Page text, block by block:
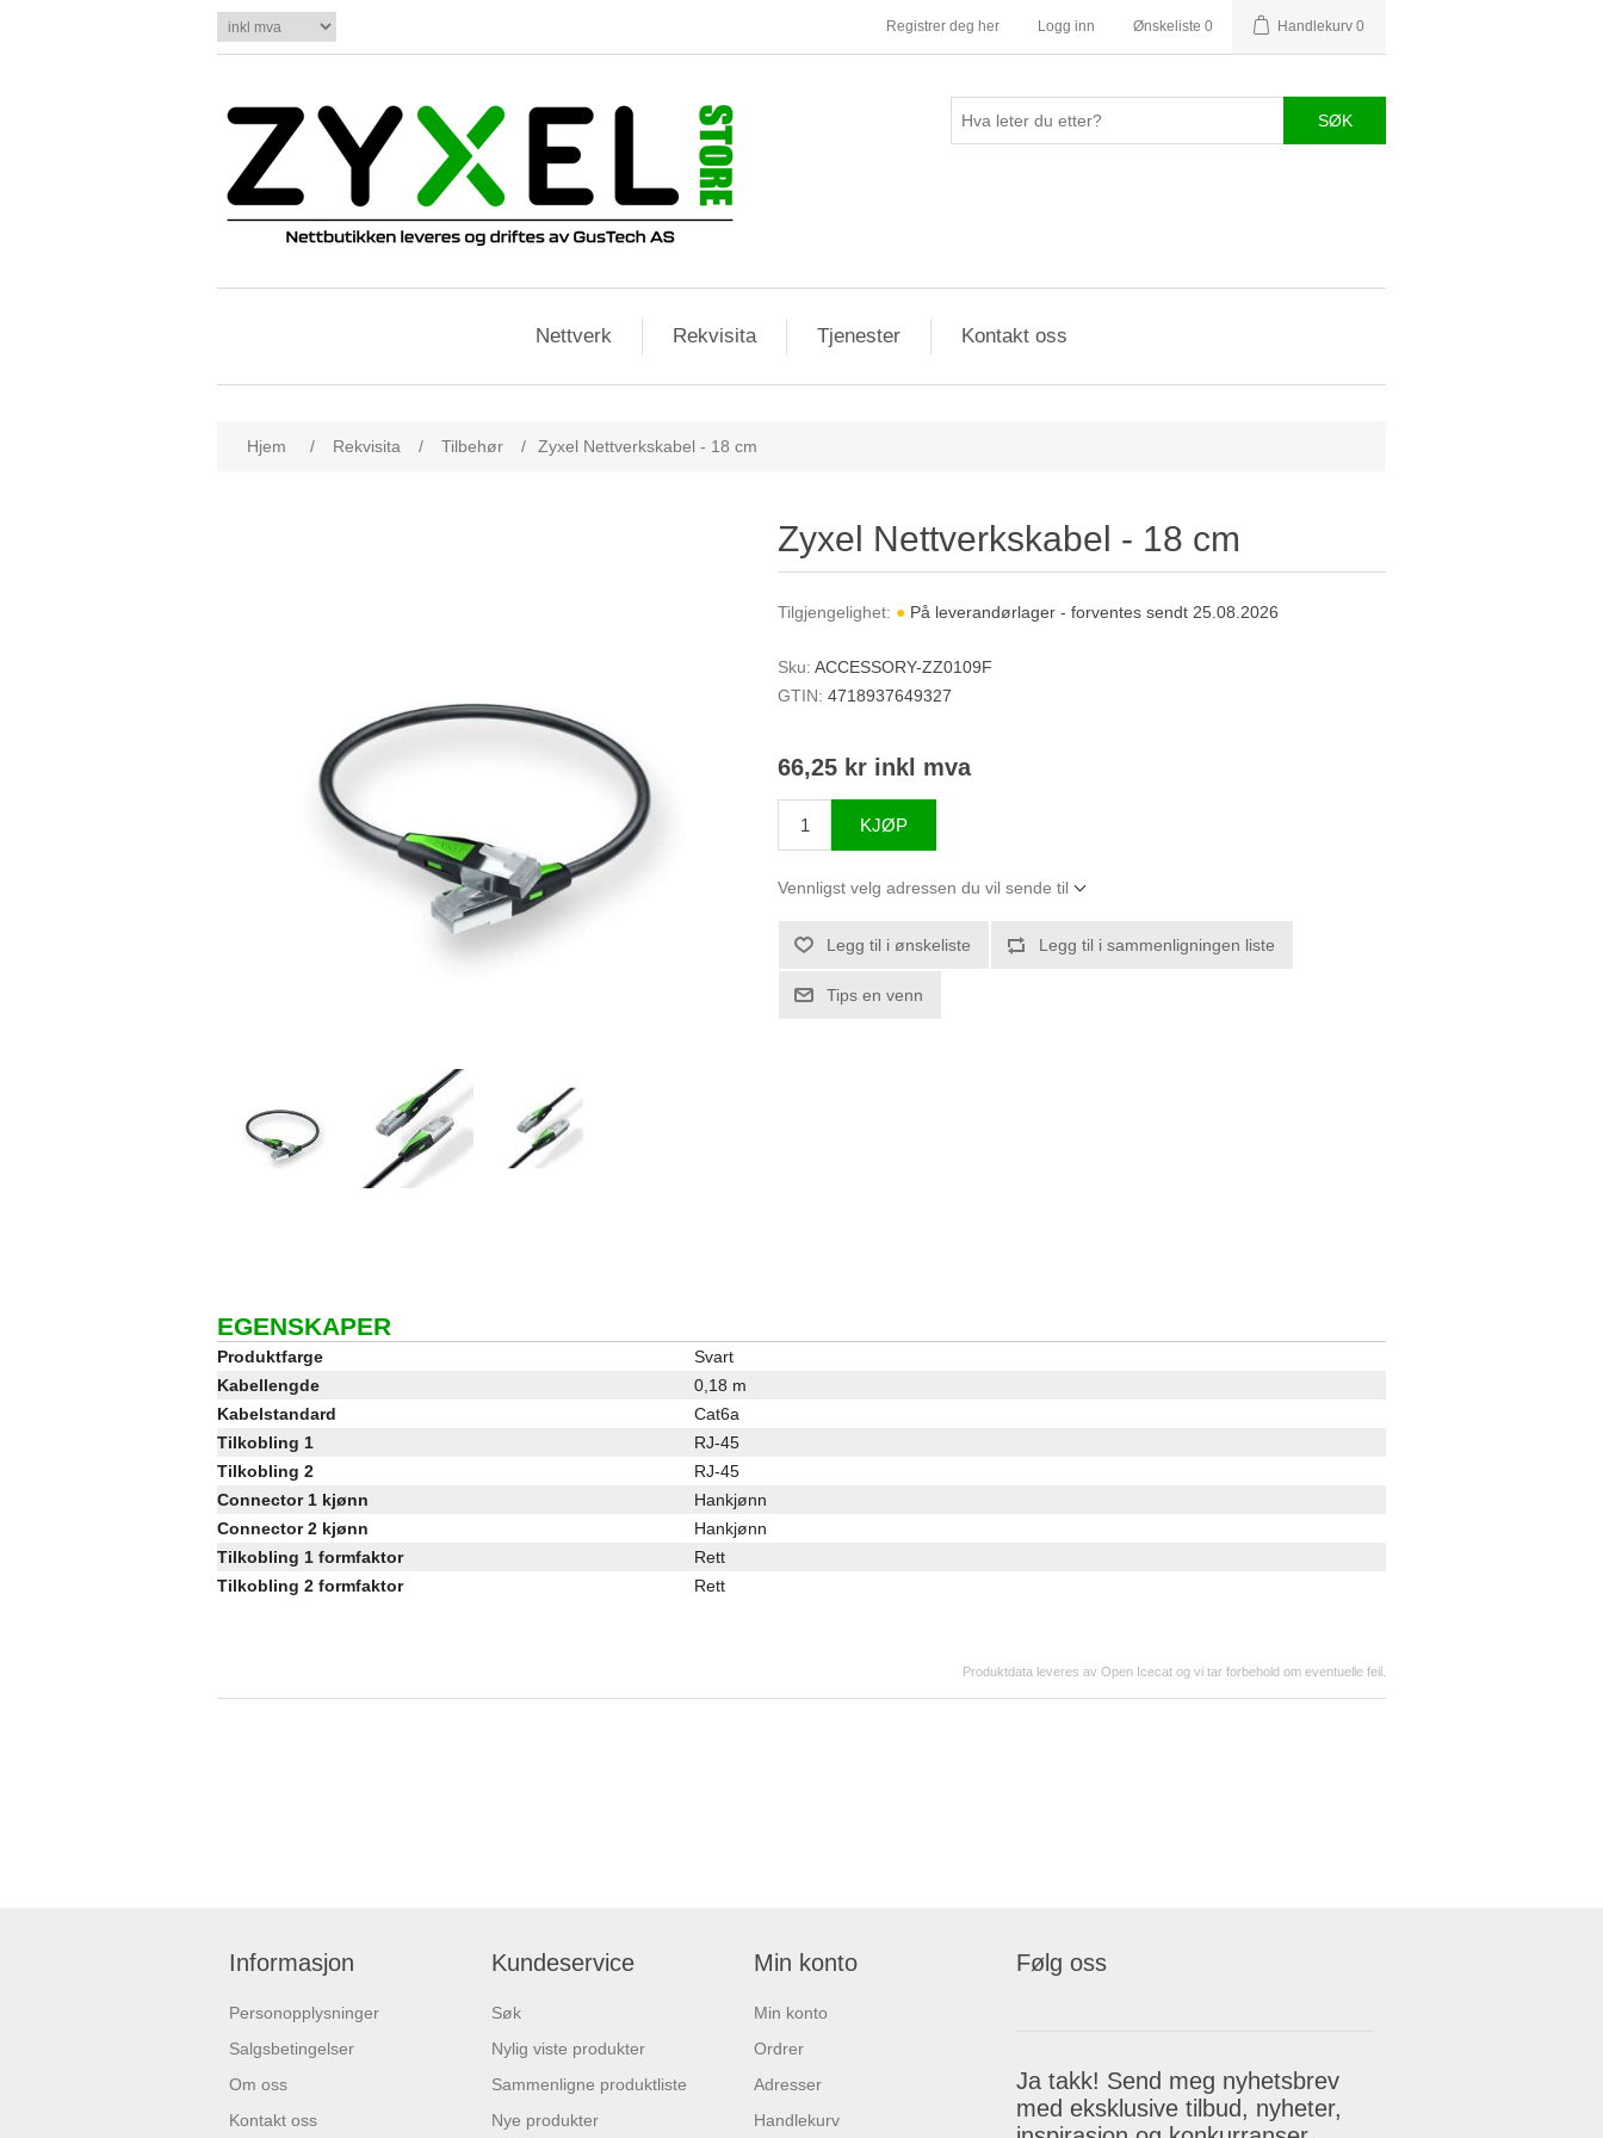
Registrer deg her Logg inn Ønskeliste 0 Handlekurv 0
SØK
Nettverk Rekvisita Tjenester Kontakt oss
Hjem / Rekvisita / Tilbehør / Zyxel Nettverkskabel - 18 cm
Zyxel Nettverkskabel - 18 cm
Tilgjengelighet: ● På leverandørlager - forventes sendt 25.08.2026
Sku: ACCESSORY-ZZ0109F
GTIN: 4718937649327
66,25 kr inkl mva
KJØP
Vennligst velg adressen du vil sende til
Legg til i ønskeliste Legg til i sammenligningen liste
Tips en venn
EGENSKAPER
Produktfarge
Svart
Kabellengde
0,18 m
Kabelstandard
Cat6a
Tilkobling 1
RJ-45
Tilkobling 2
RJ-45
Connector 1 kjønn
Hankjønn
Connector 2 kjønn
Hankjønn
Tilkobling 1 formfaktor
Rett
Tilkobling 2 formfaktor
Rett
Produktdata leveres av Open Icecat og vi tar forbehold om eventuelle feil.
Informasjon
Personopplysninger
Salgsbetingelser
Om oss
Kontakt oss
Kundeservice
Søk
Nylig viste produkter
Sammenligne produktliste
Nye produkter
Min konto
Min konto
Ordrer
Adresser
Handlekurv
Følg oss
Ja takk! Send meg nyhetsbrev
med eksklusive tilbud, nyheter,